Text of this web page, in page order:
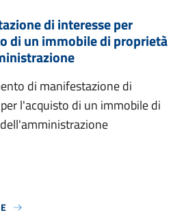
di interesse per
di un immobile di proprietà
di manifestazione di
l'acquisto di un immobile di